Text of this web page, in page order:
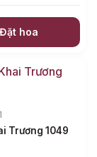
Đặt hoa
Trương 1049